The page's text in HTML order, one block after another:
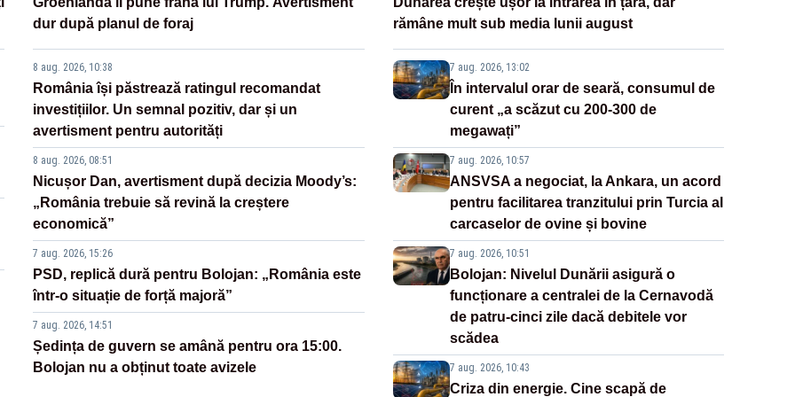
dur după planul de foraj
8 aug. 2026, 10:38
România își păstrează ratingul recomandat
investițiilor. Un semnal pozitiv, dar și un
avertisment pentru autorități
8 aug. 2026, 08:51
Nicușor Dan, avertisment după decizia Moody’s:
„România trebuie să revină la creștere
economică”
7 aug. 2026, 15:26
PSD, replică dură pentru Bolojan: „România este
într-o situație de forță majoră”
7 aug. 2026, 14:51
Ședința de guvern se amână pentru ora 15:00.
Bolojan nu a obținut toate avizele
rămâne mult sub media lunii august
7 aug. 2026, 13:02
În intervalul orar de seară, consumul de
curent „a scăzut cu 200-300 de
megawați”
7 aug. 2026, 10:57
ANSVSA a negociat, la Ankara, un acord
pentru facilitarea tranzitului prin Turcia al
carcaselor de ovine și bovine
7 aug. 2026, 10:51
Bolojan: Nivelul Dunării asigură o
funcționare a centralei de la Cernavodă
de patru-cinci zile dacă debitele vor
scădea
7 aug. 2026, 10:43
Criza din energie. Cine scapă de